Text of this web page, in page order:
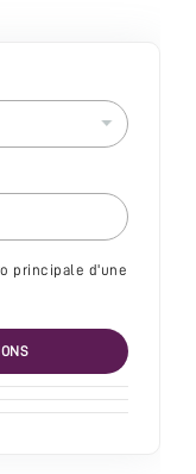
principale d'une